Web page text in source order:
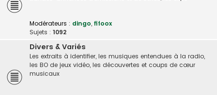
Modérateurs : dingo, fifoox
Sujets : 1092
Divers & Variés
Les extraits à identifier, les musiques entendues à la radio,
les BO de jeux vidéo, les découvertes et coups de cœur
musicaux